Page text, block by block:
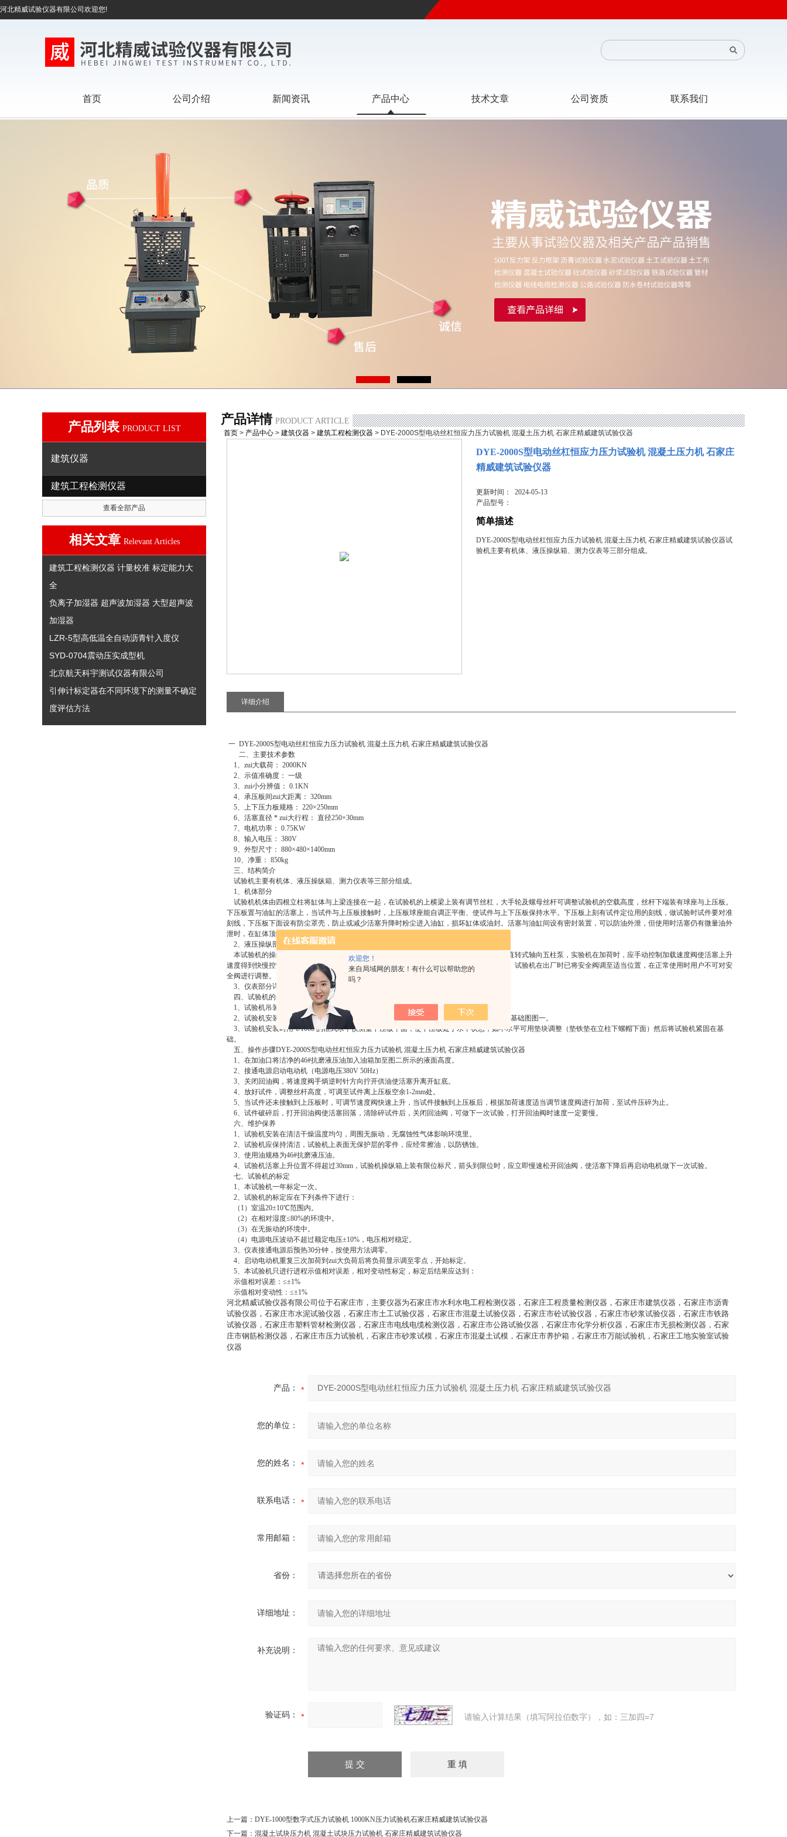
欢迎您！
来自局域网的朋友！有什么可以帮助您的
吗？
河北精威试验仪器有限公司欢迎您!
首页 公司介绍 新闻资讯 产品中心 技术文章 公司资质 联系我们
产品详情 PRODUCT ARTICLE
首页 > 产品中心 > 建筑仪器 > 建筑工程检测仪器 > DYE-2000S型电动丝杠恒应力压力试验机 混凝土压力机 石家庄精威建筑试验仪器
DYE-2000S型电动丝杠恒应力压力试验机 混凝土压力机 石家庄
精威建筑试验仪器
更新时间： 2024-05-13
产品型号：
简单描述
DYE-2000S型电动丝杠恒应力压力试验机 混凝土压力机 石家庄精威建筑试验仪器试
验机主要有机体、液压操纵箱、测力仪表等三部分组成。
详细介绍
一 DYE-2000S型电动丝杠恒应力压力试验机 混凝土压力机 石家庄精威建筑试验仪器
二、主要技术参数
1、zui大载荷： 2000KN
2、示值准确度： 一级
3、zui小分辨值： 0.1KN
4、承压板间zui大距离： 320mm
5、上下压力板规格： 220×250mm
6、活塞直径 * zui大行程： 直径250×30mm
7、电机功率： 0.75KW
8、输入电压： 380V
9、外型尺寸： 880×480×1400mm
10、净重： 850kg
三、结构简介
试验机主要有机体、液压操纵箱、测力仪表等三部分组成。
1、机体部分
试验机机体由四根立柱将缸体与上梁连接在一起，在试验机的上横梁上装有调节丝杠，大手轮及螺母丝杆可调整试验机的空载高度，丝杆下端装有球座与上压板。
下压板置与油缸的活塞上，当试件与上压板接触时，上压板球座能自调正平衡、使试件与上下压板保持水平。下压板上刻有试件定位用的刻线，做试验时试件要对准
刻线，下压板下面设有防尘罩壳，防止或减少活塞升降时粉尘进入油缸，损坏缸体或油封。活塞与油缸间设有密封装置，可以防油外泄，但使用时活塞仍有微量油外
泄时，在缸体顶端有环型油槽，并有泄油通道排出，流回大油箱。
2、液压操纵部分
本试验机的操纵箱主要有油箱、油泵、滤油器、电动机、速度阀、回油阀等组成，油泵为直转式轴向五柱泵，实验机在加荷时，应手动控制加载速度阀使活塞上升
速度得到快慢控制（该速度与安全阀为一体式），卸荷时，可转动回油阀，油缸会慢慢下降。试验机在出厂时已将安全阀调至适当位置，在正常使用时用户不可对安
全阀进行调整。
3、仪表部分详阅仪表说明书
四、试验机的安装
1、试验机吊装时将吊装钢丝穿入丝杆顶部的吊环螺钉内。
2、试验机安装在高于地面约 20 厘米的稳固基础上，应预埋 2 只 M16 的地脚螺栓，尺寸见基础图图一。
3、试验机安装时用 1/1000 的框式水平仪测量下压板平面，使下压板处于水平状态，如不水平可用垫块调整（垫铁垫在立柱下螺帽下面）然后将试验机紧固在基
础。
五、操作步骤DYE-2000S型电动丝杠恒应力压力试验机 混凝土压力机 石家庄精威建筑试验仪器
1、在加油口将洁净的46#抗磨液压油加入油箱加至图二所示的液面高度。
2、接通电源启动电动机（电源电压380V 50Hz）
3、关闭回油阀，将速度阀手炳逆时针方向拧开供油使活塞升离开缸底。
4、放好试件，调整丝杆高度，可调至试件离上压板空余1-2mm处。
5、当试件还未接触到上压板时，可调节速度阀快速上升，当试件接触到上压板后，根据加荷速度适当调节速度阀进行加荷，至试件压碎为止。
6、试件破碎后，打开回油阀使活塞回落，清除碎试件后，关闭回油阀，可做下一次试验，打开回油阀时速度一定要慢。
六、维护保养
1、试验机安装在清洁干燥温度均匀，周围无振动，无腐蚀性气体影响环境里。
2、试验机应保持清洁，试验机上表面无保护层的零件，应经常擦油，以防锈蚀。
3、使用油规格为46#抗磨液压油。
4、试验机活塞上升位置不得超过30mm，试验机操纵箱上装有限位标尺，箭头到限位时，应立即慢速松开回油阀，使活塞下降后再启动电机做下一次试验。
七、试验机的标定
1、本试验机一年标定一次。
2、试验机的标定应在下列条件下进行：
（1）室温20±10℃范围内。
（2）在相对湿度≤80%的环境中。
（3）在无振动的环境中。
（4）电源电压波动不超过额定电压±10%，电压相对稳定。
3、仪表接通电源后预热30分钟，按使用方法调零。
4、启动电动机重复三次加荷到zui大负荷后将负荷显示调至零点，开始标定。
5、本试验机只进行进程示值相对误差，相对变动性标定，标定后结果应达到：
示值相对误差：≤±1%
示值相对变动性：≤±1%
河北精威试验仪器有限公司位于石家庄市，主要仪器为石家庄市水利水电工程检测仪器，石家庄工程质量检测仪器，石家庄市建筑仪器，石家庄市沥青
试验仪器，石家庄市水泥试验仪器，石家庄市土工试验仪器，石家庄市混凝土试验仪器，石家庄市砼试验仪器，石家庄市砂浆试验仪器，石家庄市铁路
试验仪器，石家庄市塑料管材检测仪器，石家庄市电线电缆检测仪器，石家庄市公路试验仪器，石家庄市化学分析仪器，石家庄市无损检测仪器，石家
庄市钢筋检测仪器，石家庄市压力试验机，石家庄市砂浆试模，石家庄市混凝土试模，石家庄市养护箱，石家庄市万能试验机，石家庄工地实验室试验
仪器
产品：
您的单位：
您的姓名：
联系电话：
常用邮箱：
省份：
详细地址：
补充说明：
验证码： 请输入计算结果（填写阿拉伯数字），如：三加四=7
上一篇： DYE-1000型数字式压力试验机 1000KN压力试验机石家庄精威建筑试验仪器
下一篇： 混凝土试块压力机 混凝土试块压力试验机 石家庄精威建筑试验仪器
产品列表 PRODUCT LIST
建筑仪器
建筑工程检测仪器
查看全部产品
相关文章 Relevant Articles
建筑工程检测仪器 计量校准 标定能力大
全
负离子加湿器 超声波加湿器 大型超声波
加湿器
LZR-5型高低温全自动沥青针入度仪
SYD-0704震动压实成型机
北京航天科宇测试仪器有限公司
引伸计标定器在不同环境下的测量不确定
度评估方法